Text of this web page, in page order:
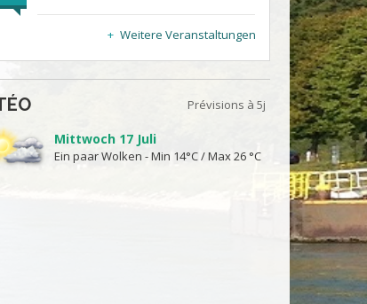
Weitere Veranstaltungen
Prévisions à 5j
Mittwoch 17 Juli
Ein paar Wolken - Min 14°C / Max 26 °C